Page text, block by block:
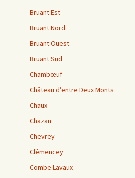
Bruant Est
Bruant Nord
Bruant Ouest
Bruant Sud
Chambœuf
Château d’entre Deux Monts
Chaux
Chazan
Chevrey
Clémencey
Combe Lavaux